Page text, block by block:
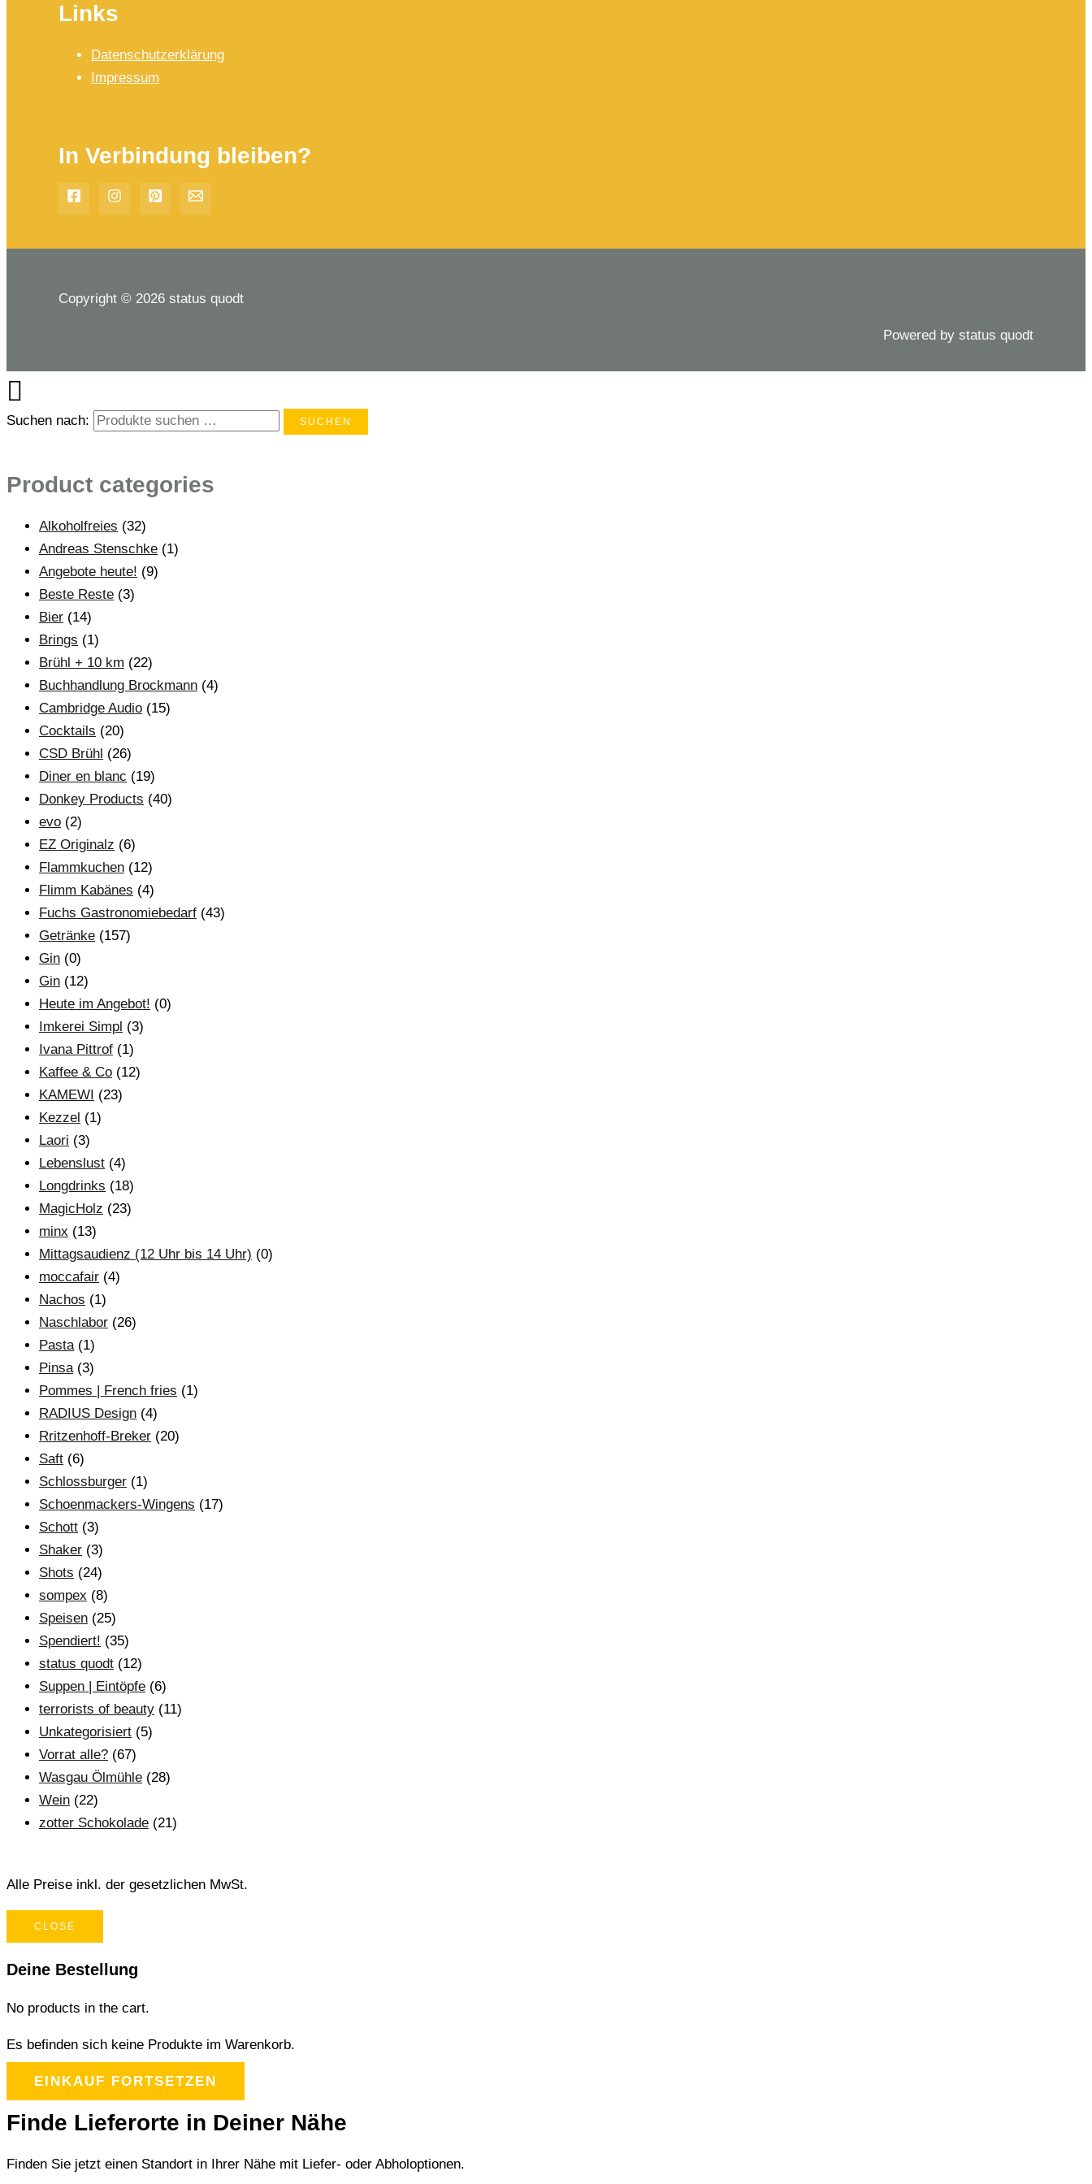
Links
Datenschutzerklärung
Impressum
In Verbindung bleiben?
Copyright © 2026 status quodt
Powered by status quodt
Suchen nach: SUCHEN
Product categories
Alkoholfreies (32)
Andreas Stenschke (1)
Angebote heute! (9)
Beste Reste (3)
Bier (14)
Brings (1)
Brühl + 10 km (22)
Buchhandlung Brockmann (4)
Cambridge Audio (15)
Cocktails (20)
CSD Brühl (26)
Diner en blanc (19)
Donkey Products (40)
evo (2)
EZ Originalz (6)
Flammkuchen (12)
Flimm Kabänes (4)
Fuchs Gastronomiebedarf (43)
Getränke (157)
Gin (0)
Gin (12)
Heute im Angebot! (0)
Imkerei Simpl (3)
Ivana Pittrof (1)
Kaffee & Co (12)
KAMEWI (23)
Kezzel (1)
Laori (3)
Lebenslust (4)
Longdrinks (18)
MagicHolz (23)
minx (13)
Mittagsaudienz (12 Uhr bis 14 Uhr) (0)
moccafair (4)
Nachos (1)
Naschlabor (26)
Pasta (1)
Pinsa (3)
Pommes | French fries (1)
RADIUS Design (4)
Rritzenhoff-Breker (20)
Saft (6)
Schlossburger (1)
Schoenmackers-Wingens (17)
Schott (3)
Shaker (3)
Shots (24)
sompex (8)
Speisen (25)
Spendiert! (35)
status quodt (12)
Suppen | Eintöpfe (6)
terrorists of beauty (11)
Unkategorisiert (5)
Vorrat alle? (67)
Wasgau Ölmühle (28)
Wein (22)
zotter Schokolade (21)
Alle Preise inkl. der gesetzlichen MwSt.
CLOSE
Deine Bestellung
No products in the cart.
Es befinden sich keine Produkte im Warenkorb.
EINKAUF FORTSETZEN
Finde Lieferorte in Deiner Nähe
Finden Sie jetzt einen Standort in Ihrer Nähe mit Liefer- oder Abholoptionen.